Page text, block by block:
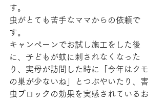
す。
虫がとても苦手なママからの依頼で
す。
キャンペーンでお試し施工をした後
に、子どもが蚊に刺されなくなった
り、実母が訪問した時に「今年はクモ
の巣が少ないね」とつぶやいたり、害
虫ブロックの効果を実感されているお